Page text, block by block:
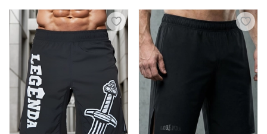
Профессиональные товары для ММА
Спортивные товары для ММА включают широкий
спектр экипировки и аксессуаров,
предназначенных для обеспечения безопасности и
повышения эффективности тренировок и боев. В
этом заключается их основная задача. Кроме
защитной экипировки, профессиональные товары
для ММА включают одежду из современных